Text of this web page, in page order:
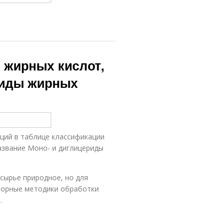
кислот,
жирных
в таблице классификации
Моно- и диглицериды
природное, но для
методики обработки